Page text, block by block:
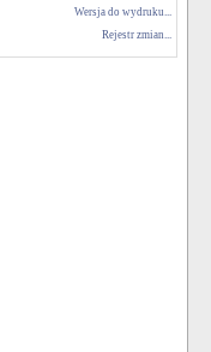
Wersja do wydruku...
Rejestr zmian...